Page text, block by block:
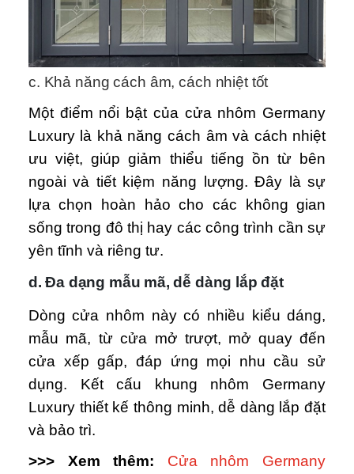
c. Khả năng cách âm, cách nhiệt tốt
Một điểm nổi bật của cửa nhôm Germany
Luxury là khả năng cách âm và cách nhiệt
ưu việt, giúp giảm thiểu tiếng ồn từ bên
ngoài và tiết kiệm năng lượng. Đây là sự
lựa chọn hoàn hảo cho các không gian
sống trong đô thị hay các công trình cần sự
yên tĩnh và riêng tư.
d. Đa dạng mẫu mã, dễ dàng lắp đặt
Dòng cửa nhôm này có nhiều kiểu dáng,
mẫu mã, từ cửa mở trượt, mở quay đến
cửa xếp gấp, đáp ứng mọi nhu cầu sử
dụng. Kết cấu khung nhôm Germany
Luxury thiết kế thông minh, dễ dàng lắp đặt
và bảo trì.
>>> Xem thêm:
Cửa nhôm Germany